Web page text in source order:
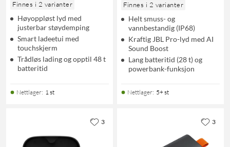
Finnes i 2 varianter
Høyoppløst lyd med
justerbar støydemping
Smart ladeetui med
touchskjerm
Trådløs lading og opptil 48 t
batteritid
Nettlager: 1 st
Finnes i 2 varianter
Helt smuss- og
vannbestandig (IP68)
Kraftig JBL Pro-lyd med AI
Sound Boost
Lang batteritid (28 t) og
powerbank-funksjon
Nettlager: 5+ st
3 3